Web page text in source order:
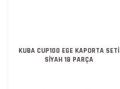
KUBA CUP100 EGE KAPORTA SETİ
SİYAH 18 PARÇA